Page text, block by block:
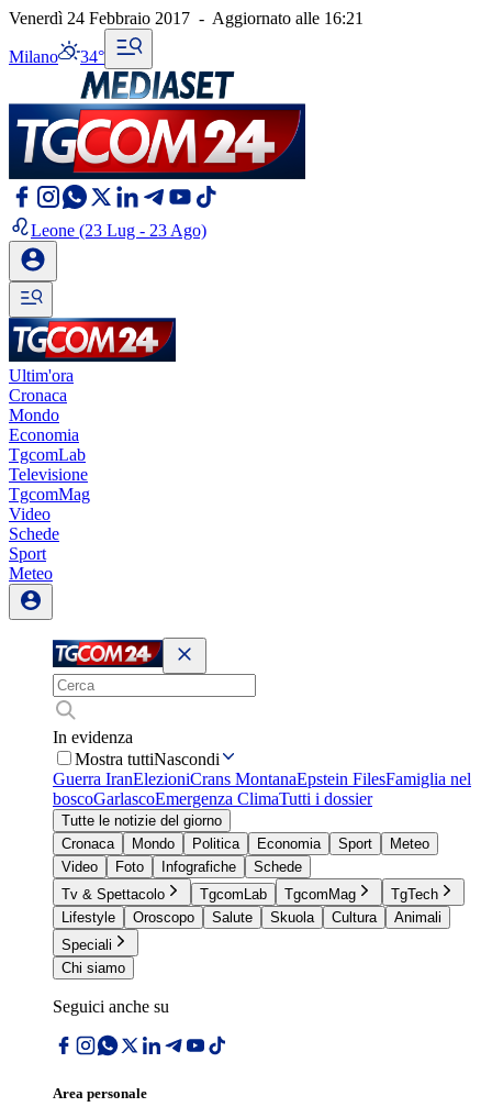
Venerdì 24 Febbraio 2017 - Aggiornato alle 16:21
Milano 34°
Leone (23 Lug - 23 Ago)
Ultim'ora
Cronaca
Mondo
Economia
TgcomLab
Televisione
TgcomMag
Video
Schede
Sport
Meteo
In evidenza
Mostra tuttiNascondi
Guerra IranElezioniCrans MontanaEpstein FilesFamiglia nel
boscoGarlascoEmergenza ClimaTutti i dossier
Tutte le notizie del giorno
Cronaca
Mondo Politica Economia Sport
Meteo
Video
Foto Infografiche
Schede
Tv & Spettacolo
TgcomLab TgcomMag
TgTech
Lifestyle
Oroscopo Salute Skuola Cultura
Animali
Speciali
Chi siamo
Seguici anche su
Area personale